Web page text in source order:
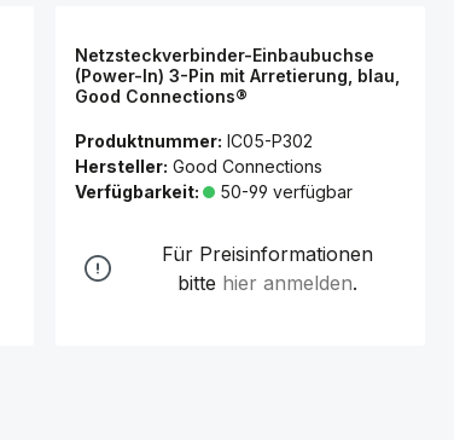
Netzsteckverbinder-Einbaubuchse
(Power-In) 3-Pin mit Arretierung, blau,
Good Connections®
Produktnummer: IC05-P302
Hersteller: Good Connections
Verfügbarkeit:
50-99 verfügbar
Für Preisinformationen
bitte hier anmelden.